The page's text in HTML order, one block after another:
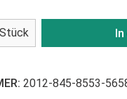
Gib den
Stück
2012-845-8553-